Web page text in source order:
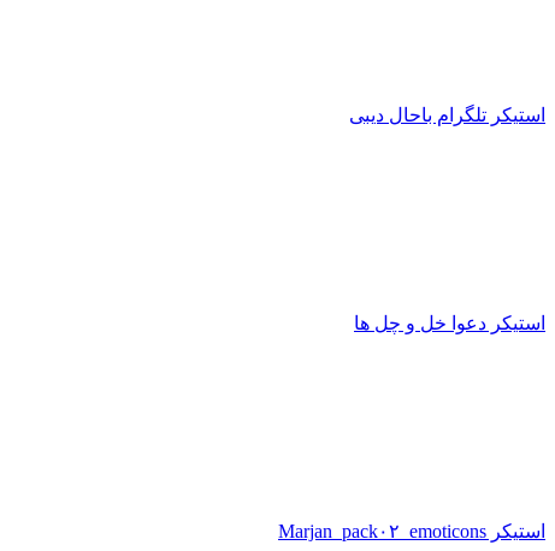
استیکر تلگرام باحال دیبی
استیکر دعوا خل و چل ها
استیکر Marjan_pack۰۲_emoticons